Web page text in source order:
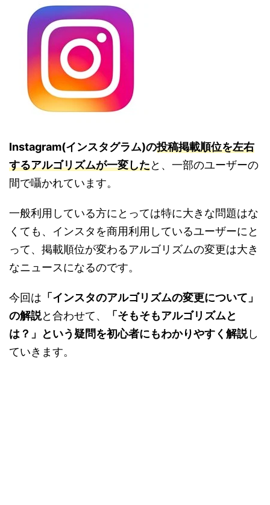
Instagram(インスタグラム)の投稿掲載順位を左右
するアルゴリズムが一変したと、一部のユーザーの
間で囁かれています。
一般利用している方にとっては特に大きな問題はな
くても、インスタを商用利用しているユーザーにと
って、掲載順位が変わるアルゴリズムの変更は大き
なニュースになるのです。
今回は 「インスタのアルゴリズムの変更について」
の解説と合わせて、
「そもそもアルゴリズムと
は？」という疑問を初心者にもわかりやすく解説し
ていきます。